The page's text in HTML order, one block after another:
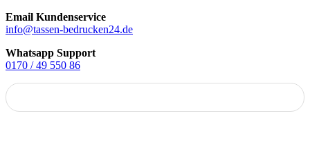
Email Kundenservice
info@tassen-bedrucken24.de
Whatsapp Support
0170 / 49 550 86